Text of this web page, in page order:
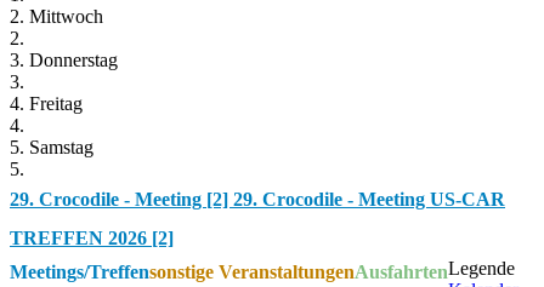
2. Mittwoch
2.
3. Donnerstag
3.
4. Freitag
4.
5. Samstag
5.
29. Crocodile - Meeting [2] 29. Crocodile - Meeting US-CAR
TREFFEN 2026 [2]
Legende
Meetings/Treffensonstige VeranstaltungenAusfahrten